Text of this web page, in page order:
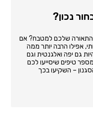
נכון?
התאורה שלכם למטבח? אם
אפילו הרבה יותר ממה
גם יפה ואלגנטית וגם
טיפים שיסייעו לכם
– השקיעו בכך